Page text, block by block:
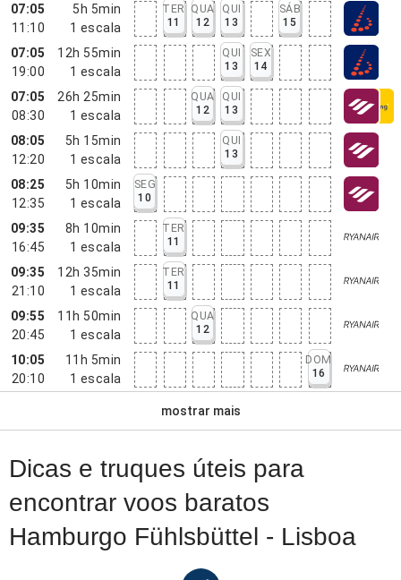
07:05
11:10
5h 5min
1 escala
TER
11
QUA
12
QUI
13
SÁB
15
07:05
19:00
12h 55min
1 escala
QUI
13
SEX
14
07:05
08:30
26h 25min
1 escala
QUA
12
QUI
13
08:05
12:20
5h 15min
1 escala
QUI
13
08:25
12:35
5h 10min
1 escala
SEG
10
09:35
16:45
8h 10min
1 escala
TER
11
09:35
21:10
12h 35min
1 escala
TER
11
09:55
20:45
11h 50min
1 escala
QUA
12
10:05
20:10
11h 5min
1 escala
DOM
16
mostrar mais
Dicas e truques úteis para
encontrar voos baratos
Hamburgo Fühlsbüttel - Lisboa